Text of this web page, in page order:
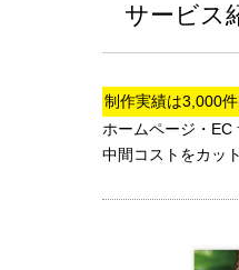
サービス
制作実績は3,000件
ホームページ・
中間コストをカッ